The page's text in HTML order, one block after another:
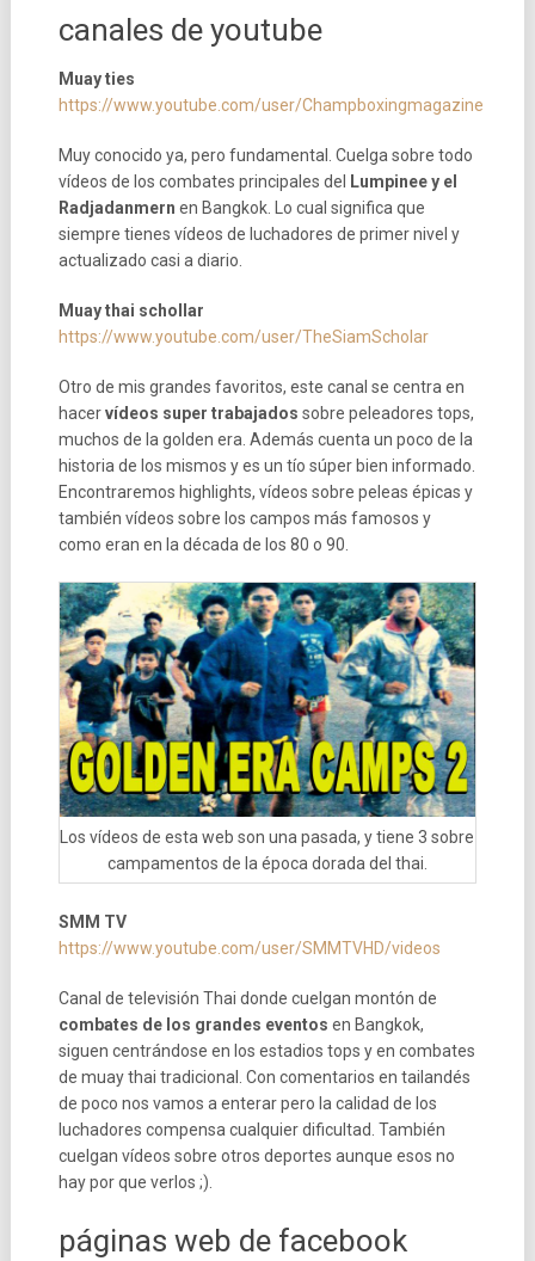
canales de youtube
Muay ties
https://www.youtube.com/user/Champboxingmagazine
Muy conocido ya, pero fundamental. Cuelga sobre todo
vídeos de los combates principales del
Lumpinee y el
Radjadanmern en Bangkok. Lo cual significa que
siempre tienes vídeos de luchadores de primer nivel y
actualizado casi a diario.
Muay thai schollar
https://www.youtube.com/user/TheSiamScholar
Otro de mis grandes favoritos, este canal se centra en
hacervídeos super trabajados sobre peleadores tops,
muchos de la golden era. Además cuenta un poco de la
historia de los mismos y es un tío súper bien informado.
Encontraremos highlights, vídeos sobre peleas épicas y
también vídeos sobre los campos más famosos y
como eran en la década de los 80 o 90.
Los vídeos de esta web son una pasada, y tiene 3 sobre
campamentos de la época dorada del thai.
SMM TV
https://www.youtube.com/user/SMMTVHD/videos
Canal de televisión Thai donde cuelgan montón de
combates de los grandes eventos en Bangkok,
siguen centrándose en los estadios tops y en combates
de muay thai tradicional. Con comentarios en tailandés
de poco nos vamos a enterar pero la calidad de los
luchadores compensa cualquier dificultad. También
cuelgan vídeos sobre otros deportes aunque esos no
hay por que verlos ;).
páginas web de facebook